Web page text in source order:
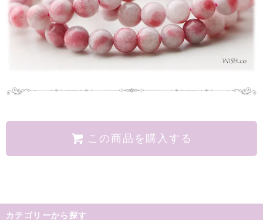
この商品を購入する
カテゴリーから探す